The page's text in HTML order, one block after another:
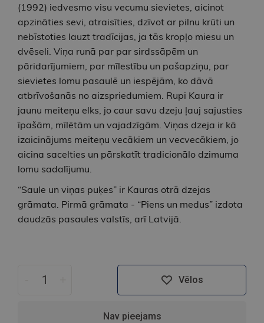
(1992) iedvesmo visu vecumu sievietes, aicinot
apzināties sevi, atraisīties, dzīvot ar pilnu krūti un
nebīstoties lauzt tradīcijas, ja tās kropļo miesu un
dvēseli. Viņa runā par par sirdssāpēm un
pāridarījumiem, par mīlestību un pašapziņu, par
sievietes lomu pasaulē un iespējām, ko dāvā
atbrīvošanās no aizspriedumiem. Rupi Kaura ir
jaunu meiteņu elks, jo caur savu dzeju ļauj sajusties
īpašām, mīlētām un vajadzīgām. Viņas dzeja ir kā
izaicinājums meiteņu vecākiem un vecvecākiem, jo
aicina sacelties un pārskatīt tradicionālo dzimuma
lomu sadalījumu.
“Saule un viņas puķes” ir Kauras otrā dzejas
grāmata. Pirmā grāmata - “Piens un medus” izdota
daudzās pasaules valstīs, arī Latvijā.
Vēlos
Nav pieejams